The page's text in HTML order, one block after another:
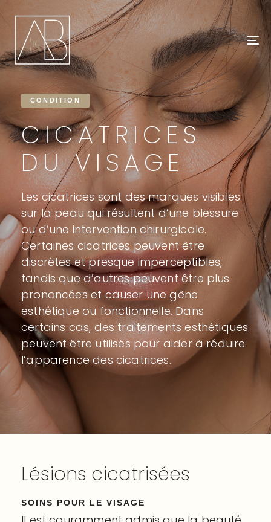
links
to
primary
navigation
Skip
contentCONDITION
CICATRICES
DU VISAGE
Les cicatrices sont des marques visibles
sur la peau qui résultent d’une blessure
ou d’une intervention chirurgicale.
Certaines cicatrices peuvent être
discrètes et presque imperceptibles,
tandis que d’autres peuvent être plus
prononcées et causer une gêne
esthétique ou fonctionnelle. Dans
certains cas, des traitements esthétiques
peuvent être utilisés pour aider à réduire
l’apparence des cicatrices.
Lésions cicatrisées
SOINS POUR LE VISAGE